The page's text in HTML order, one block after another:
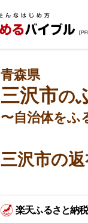
青森県
三沢市の
〜自治体をふ
三沢市の
楽天ふるさと納税